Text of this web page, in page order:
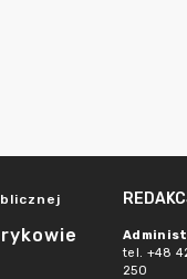
tel. +48
250